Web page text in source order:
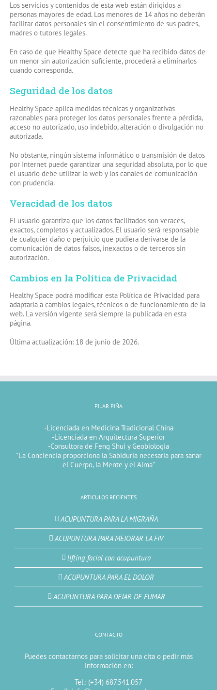
Los servicios y contenidos de esta web están dirigidos a
personas mayores de edad. Los menores de 14 años no deberán
facilitar datos personales sin el consentimiento de sus padres,
madres o tutores legales.
En caso de que Healthy Space detecte que ha recibido datos de
un menor sin autorización suficiente, procederá a eliminarlos
cuando corresponda.
Seguridad de los datos
Healthy Space aplica medidas técnicas y organizativas
razonables para proteger los datos personales frente a pérdida,
acceso no autorizado, uso indebido, alteración o divulgación no
autorizada.
No obstante, ningún sistema informático o transmisión de datos
por Internet puede garantizar una seguridad absoluta, por lo que
el usuario debe utilizar la web y los canales de comunicación
con prudencia.
Veracidad de los datos
El usuario garantiza que los datos facilitados son veraces,
exactos, completos y actualizados. El usuario será responsable
de cualquier daño o perjuicio que pudiera derivarse de la
comunicación de datos falsos, inexactos o de terceros sin
autorización.
Cambios en la Política de Privacidad
Healthy Space podrá modificar esta Política de Privacidad para
adaptarla a cambios legales, técnicos o de funcionamiento de la
web. La versión vigente será siempre la publicada en esta
página.
Última actualización: 18 de junio de 2026.
PILAR PIÑA
-Licenciada en Medicina Tradicional China
-Licenciada en Arquitectura Superior
-Consultora de Feng Shui y Geobiologia
"La Conciencia proporciona la Sabiduría necesaria para sanar
el Cuerpo, la Mente y el Alma"
ARTICULOS RECIENTES
ACUPUNTURA PARA LA MIGRAÑA
ACUPUNTURA PARA MEJORAR LA FIV
lifting facial con acupuntura
ACUPUNTURA PARA EL DOLOR
ACUPUNTURA PARA DEJAR DE FUMAR
CONTACTO
Puedes contactarnos para solicitar una cita o pedir más
información en:
Tel.: (+34) 687.541.057